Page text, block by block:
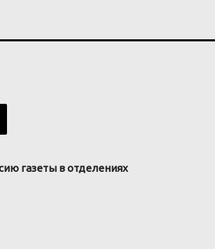
газеты в отделениях